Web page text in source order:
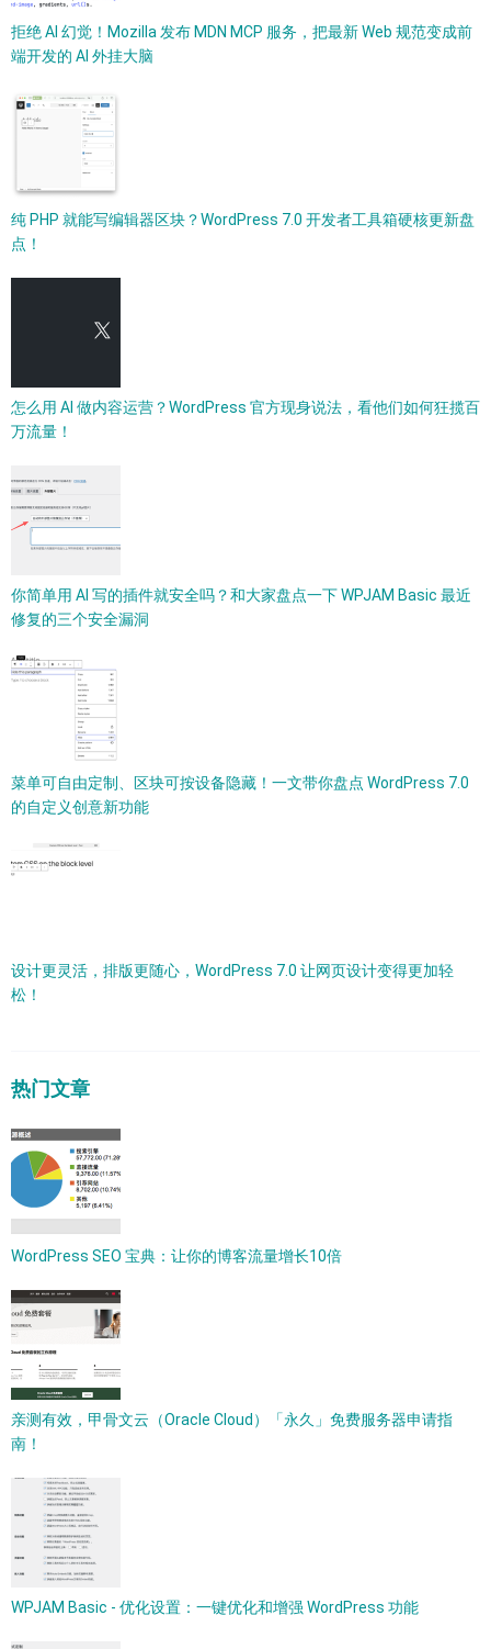
拒绝 AI 幻觉！Mozilla 发布 MDN MCP 服务，把最新 Web 规范变成前
端开发的 AI 外挂大脑
纯 PHP 就能写编辑器区块？WordPress 7.0 开发者工具箱硬核更新盘
点！
怎么用 AI 做内容运营？WordPress 官方现身说法，看他们如何狂揽百
万流量！
你简单用 AI 写的插件就安全吗？和大家盘点一下 WPJAM Basic 最近
修复的三个安全漏洞
菜单可自由定制、区块可按设备隐藏！一文带你盘点 WordPress 7.0
的自定义创意新功能
设计更灵活，排版更随心，WordPress 7.0 让网页设计变得更加轻
松！
热门文章
WordPress SEO 宝典：让你的博客流量增长10倍
亲测有效，甲骨文云（Oracle Cloud）「永久」免费服务器申请指
南！
WPJAM Basic - 优化设置：一键优化和增强 WordPress 功能